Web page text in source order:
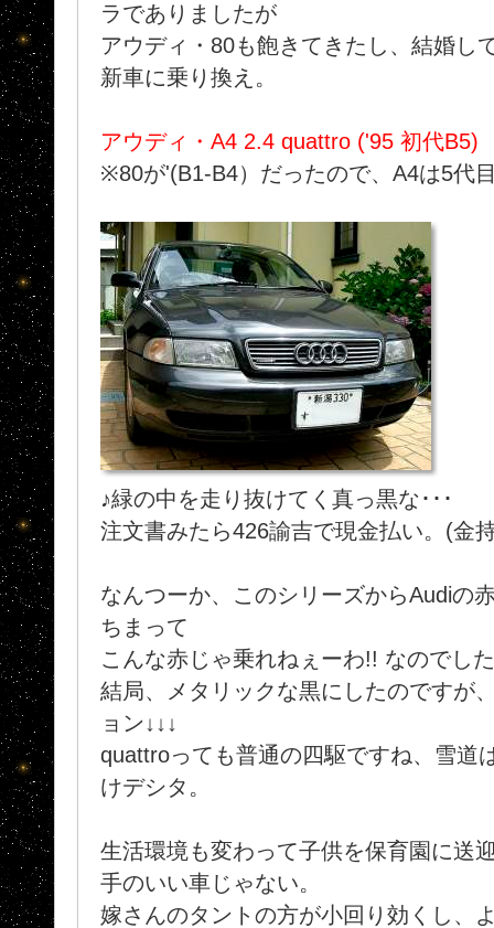
ラでありましたが
アウディ・80も飽きてきたし、結婚し
新車に乗り換え。
アウディ・A4 2.4 quattro ('95 初代B5)
※80が'(B1-B4）だったので、A4は5
♪緑の中を走り抜けてく真っ黒な･･･
注文書みたら426諭吉で現金払い。(金
なんつーか、このシリーズからAudiの
ちまって
こんな赤じゃ乗れねぇーわ!! なのでし
結局、メタリックな黒にしたのですが
ョン↓↓↓
quattroっても普通の四駆ですね、雪道
けデシタ。
生活環境も変わって子供を保育園に送
手のいい車じゃない。
嫁さんのタントの方が小回り効くし、